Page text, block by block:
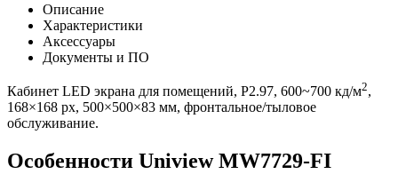
Описание
Характеристики
Аксессуары
Документы и ПО
Кабинет LED экрана для помещений, P2.97, 600~700 кд/м2,
168×168 px, 500×500×83 мм, фронтальное/тыловое
обслуживание.
Особенности Uniview MW7729-FI